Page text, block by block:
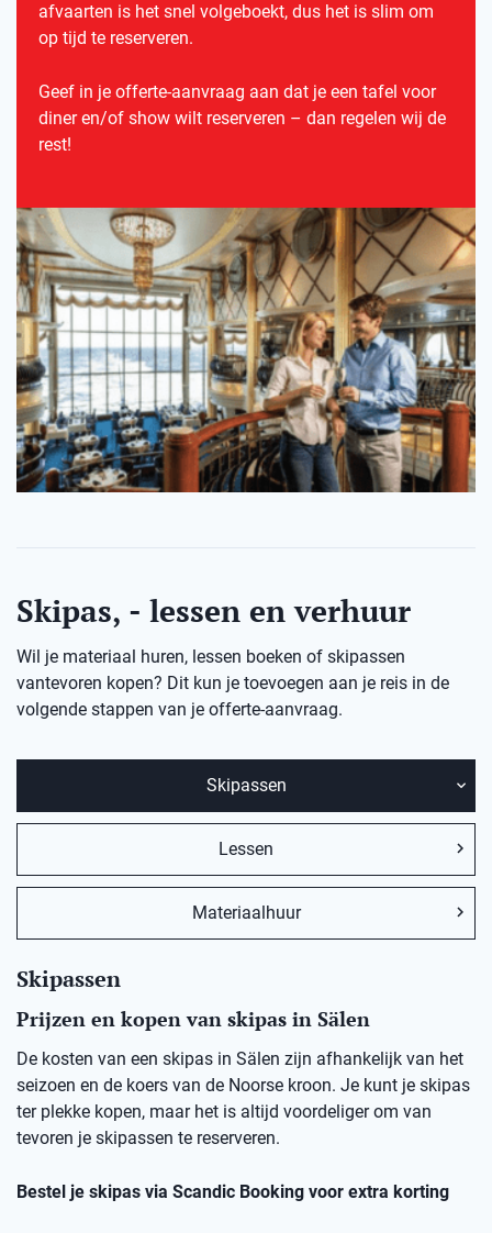
afvaarten is het snel volgeboekt, dus het is slim om
op tijd te reserveren.
Geef in je offerte-aanvraag aan dat je een tafel voor
diner en/of show wilt reserveren – dan regelen wij de
rest!
Skipas, - lessen en verhuur
Wil je materiaal huren, lessen boeken of skipassen
vantevoren kopen? Dit kun je toevoegen aan je reis in de
volgende stappen van je offerte-aanvraag.
Skipassen
Lessen
Materiaalhuur
Skipassen
Prijzen en kopen van skipas in Sälen
De kosten van een skipas in Sälen zijn afhankelijk van het
seizoen en de koers van de Noorse kroon. Je kunt je skipas
ter plekke kopen, maar het is altijd voordeliger om van
tevoren je skipassen te reserveren.
Bestel je skipas via Scandic Booking voor extra korting